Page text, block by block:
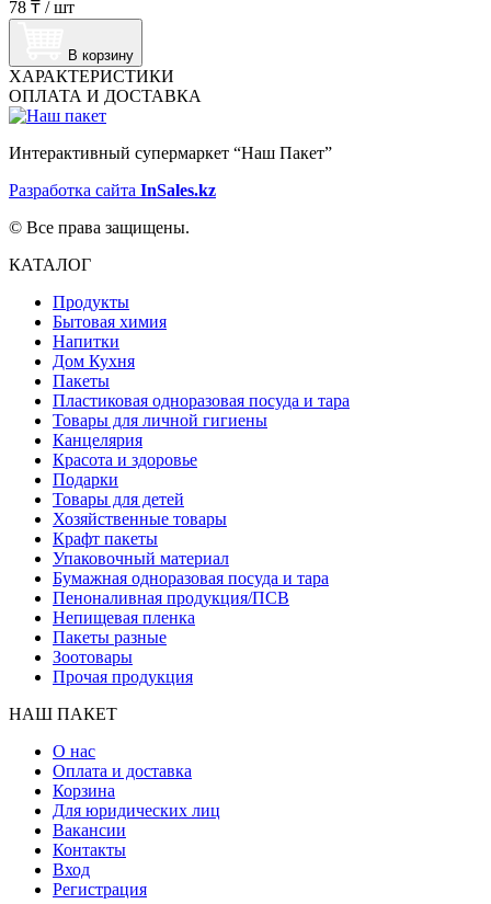
78 ₸ /шт
В корзину
ХАРАКТЕРИСТИКИ
ОПЛАТА И ДОСТАВКА
Интерактивный супермаркет “Наш Пакет”
Разработка сайта InSales.kz
© Все права защищены.
КАТАЛОГ
Продукты
Бытовая химия
Напитки
Дом Кухня
Пакеты
Пластиковая одноразовая посуда и тара
Товары для личной гигиены
Канцелярия
Красота и здоровье
Подарки
Товары для детей
Хозяйственные товары
Крафт пакеты
Упаковочный материал
Бумажная одноразовая посуда и тара
Пеноналивная продукция/ПСВ
Непищевая пленка
Пакеты разные
Зоотовары
Прочая продукция
НАШ ПАКЕТ
О нас
Оплата и доставка
Корзина
Для юридических лиц
Вакансии
Контакты
Вход
Регистрация